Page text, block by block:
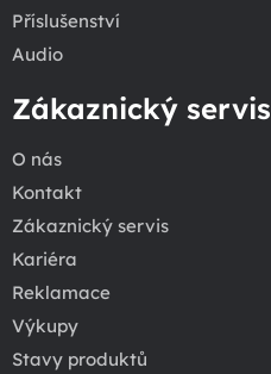
Příslušenství
Audio
Zákaznický servis
O nás
Kontakt
Zákaznický servis
Kariéra
Reklamace
Výkupy
Stavy produktů